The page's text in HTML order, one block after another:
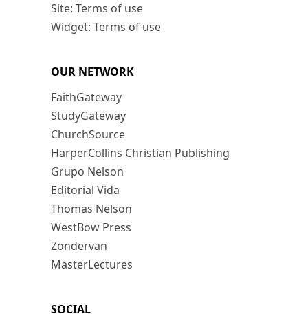
Site: Terms of use
Widget: Terms of use
OUR NETWORK
FaithGateway
StudyGateway
ChurchSource
HarperCollins Christian Publishing
Grupo Nelson
Editorial Vida
Thomas Nelson
WestBow Press
Zondervan
MasterLectures
SOCIAL